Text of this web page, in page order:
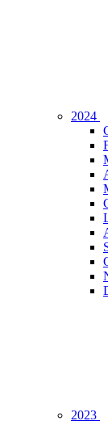
2024
2023